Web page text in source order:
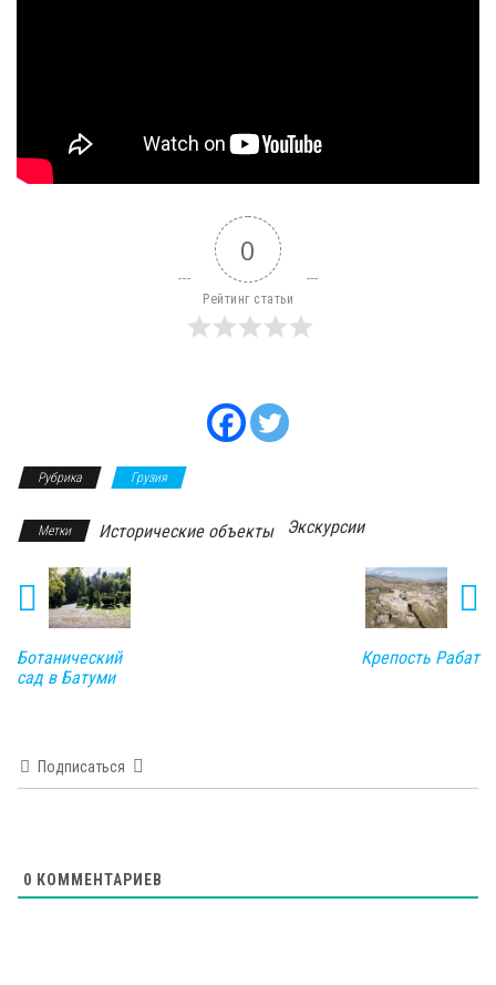
0
Рейтинг статьи
Рубрика Грузия
Метки Исторические объекты Экскурсии
Ботанический
сад в Батуми
Крепость Рабат
Подписаться
0 КОММЕНТАРИЕВ